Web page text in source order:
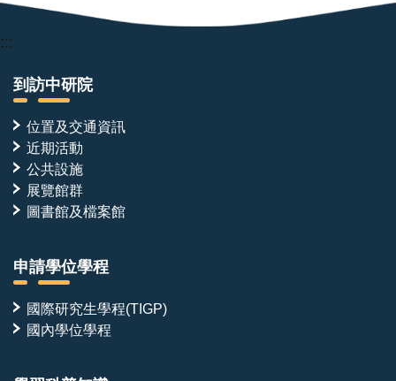
:::
到訪中研院
位置及交通資訊
近期活動
公共設施
展覽館群
圖書館及檔案館
申請學位學程
國際研究生學程(TIGP)
國內學位學程